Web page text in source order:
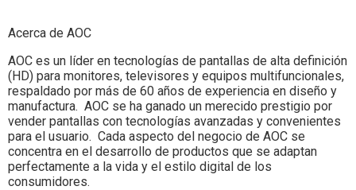
Acerca de AOC
AOC es un líder en tecnologías de pantallas de alta definición
(HD) para monitores, televisores y equipos multifuncionales,
respaldado por más de 60 años de experiencia en diseño y
manufactura. AOC se ha ganado un merecido prestigio por
vender pantallas con tecnologías avanzadas y convenientes
para el usuario. Cada aspecto del negocio de AOC se
concentra en el desarrollo de productos que se adaptan
perfectamente a la vida y el estilo digital de los
consumidores.